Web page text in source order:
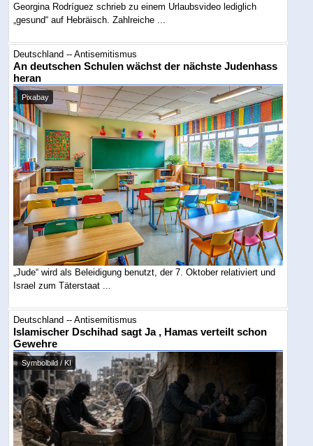
Georgina Rodríguez schrieb zu einem Urlaubsvideo lediglich
„gesund“ auf Hebräisch. Zahlreiche ...
Deutschland -- Antisemitismus
An deutschen Schulen wächst der nächste Judenhass
heran
Pixabay
„Jude“ wird als Beleidigung benutzt, der 7. Oktober relativiert und
Israel zum Täterstaat ...
Deutschland -- Antisemitismus
Islamischer Dschihad sagt Ja , Hamas verteilt schon
Gewehre
Symbolbild / KI